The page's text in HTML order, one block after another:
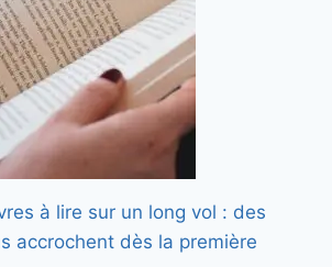
à lire sur un long vol : des
accrochent dès la première